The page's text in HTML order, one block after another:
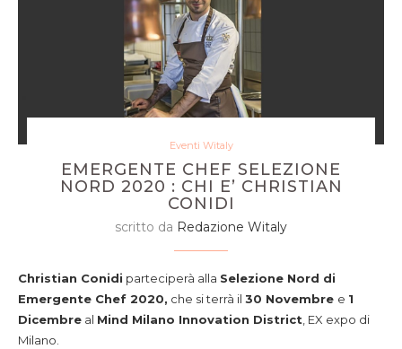
Eventi Witaly
EMERGENTE CHEF SELEZIONE
NORD 2020 : CHI E’ CHRISTIAN
CONIDI
scritto da Redazione Witaly
Christian Conidi parteciperà alla Selezione Nord di
Emergente Chef 2020, che si terrà il 30 Novembre e 1
Dicembre al Mind Milano Innovation District , EX expo di
Milano.